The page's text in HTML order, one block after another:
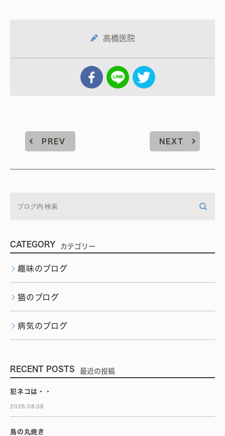
高橋医院
PREV NEXT
CATEGORY カテゴリー
趣味のブログ
猫のブログ
病気のブログ
RECENT POSTS 最近の投稿
犯ネコは・・
2026.08.08
鳥の丸焼き